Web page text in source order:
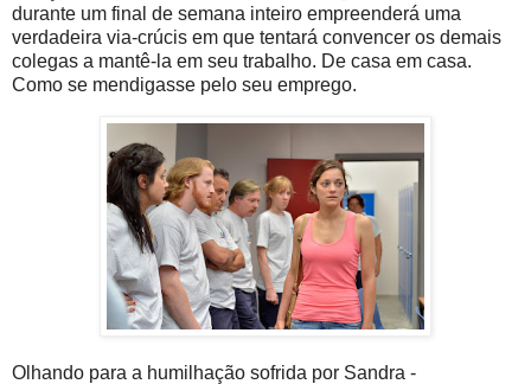
durante um final de semana inteiro empreenderá uma
verdadeira via-crúcis em que tentará convencer os demais
colegas a mantê-la em seu trabalho. De casa em casa.
Como se mendigasse pelo seu emprego.
Olhando para a humilhação sofrida por Sandra -